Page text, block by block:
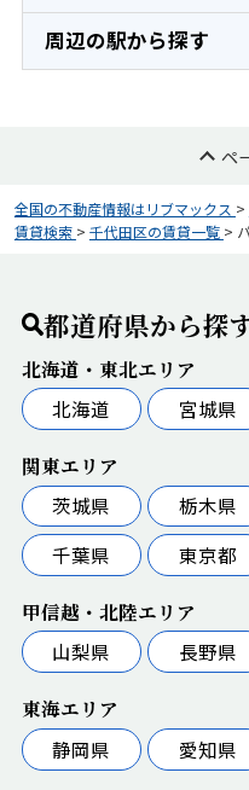
周辺の駅から探す
ペ
全国の不動産情報はリブマックス >
賃貸検索 > 千代田区の賃貸一覧 >
都道府県から探
北海道・東北エリア
北海道
宮城県
関東エリア
茨城県
栃木県
千葉県
東京都
甲信越・北陸エリア
山梨県
長野県
東海エリア
静岡県
愛知県